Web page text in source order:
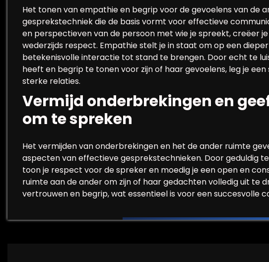
Het tonen van empathie en begrip voor de gevoelens van de
gesprekstechniek die de basis vormt voor effectieve
en perspectieven van de persoon met wie je spreekt, creëer
wederzijds respect. Empathie stelt je in staat om op een
betekenisvolle interactie tot stand te brengen. Door echt te
heeft en begrip te tonen voor zijn of haar gevoelens, leg je
sterke relaties.
Vermijd onderbrekingen en
om te spreken
Het vermijden van onderbrekingen en het de ander ruimte
aspecten van effectieve gesprekstechnieken. Door geduldig
toon je respect voor de spreker en moedig je een open en
ruimte aan de ander om zijn of haar gedachten volledig uit te
vertrouwen en begrip, wat essentieel is voor een succesvolle